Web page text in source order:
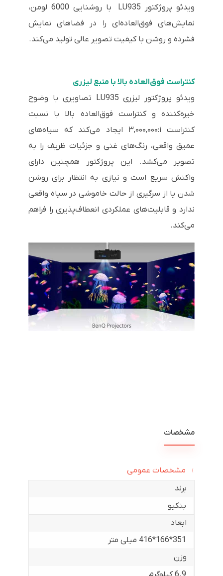
ویدئو پروژکتور LU935 با روشنایی 6000 لومن،
نمایش‌های فوق‌العاده‌ای را در فضاهای نمایش
فشرده و روشن با کیفیت تصویر عالی تولید می‌کند.
کنتراست فوق‌العاده بالا با منبع لیزری
ویدئو پروژکتور لیزری LU935 تصاویری با وضوح
خیره‌کننده و کنتراست فوق‌العاده بالا با نسبت
کنتراست ۳,۰۰۰,۰۰۰:۱ ایجاد می‌کند که سیاه‌های
عمیق واقعی، رنگ‌های غنی و جزئیات ظریف را به
تصویر می‌کشد. این پروژکتور همچنین دارای
واکنش سریع است و نیازی به انتظار برای روشن
شدن یا از سرگیری از حالت خاموشی در سیاه واقعی
ندارد و قابلیت‌های عملکردی انعطاف‌پذیری را فراهم
می‌کند.
مشخصات
مشخصات عمومی
برند
بنکیو
ابعاد
351*166*416 میلی متر
وزن